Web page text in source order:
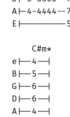
A|-4-4444--
E|---------
    C#m*
e|--4--|
B|--5--|
G|--6--|
D|--6--|
A|--4--|